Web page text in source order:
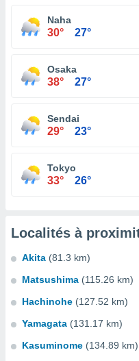
Naha
30° 27°
Osaka
38° 27°
Sendai
29° 23°
Tokyo
33° 26°
Localités à
Akita (81.3 km)
Matsushima (115.26 km)
Hachinohe (127.52 km)
Yamagata (131.17 km)
Kasuminome (134.89 km)